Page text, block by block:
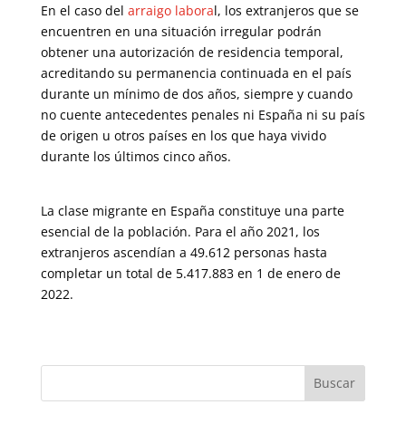
En el caso del arraigo laboral, los extranjeros que se
encuentren en una situación irregular podrán
obtener una autorización de residencia temporal,
acreditando su permanencia continuada en el país
durante un mínimo de dos años, siempre y cuando
no cuente antecedentes penales ni España ni su país
de origen u otros países en los que haya vivido
durante los últimos cinco años.
La clase migrante en España constituye una parte
esencial de la población. Para el año 2021, los
extranjeros ascendían a 49.612 personas hasta
completar un total de 5.417.883 en 1 de enero de
2022.